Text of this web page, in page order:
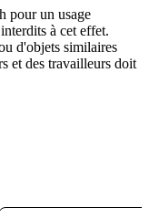
pour un usage
à cet effet.
d'objets similaires
et des travailleurs doit